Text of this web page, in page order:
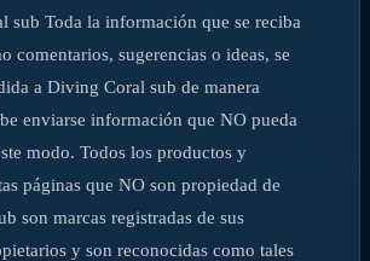
sub Toda la información que se reciba
comentarios, sugerencias o ideas, se
a Diving Coral sub de manera
enviarse información que NO pueda
modo. Todos los productos y
páginas que NO son propiedad de
son marcas registradas de sus
y son reconocidas como tales